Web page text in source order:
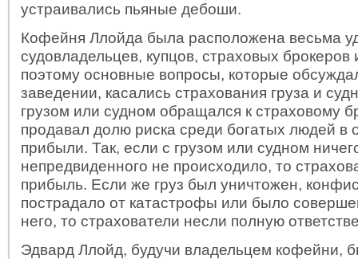
устраивались пьяные дебоши.
Кофейня Ллойда была расположена весьма
судовладельцев, купцов, страховых брокеров
поэтому основные вопросы, которые
заведении, касались страхования груза и
грузом или судном обращался к страховому
продавал долю риска среди богатых людей в
прибыли. Так, если с грузом или судном
непредвиденного не происходило, то
прибыль. Если же груз был уничтожен,
пострадало от катастрофы или было
него, то страхователи несли полную
Эдвард Ллойд, будучи владельцем кофейни,